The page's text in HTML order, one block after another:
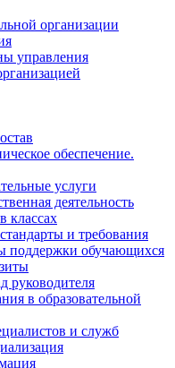
организации
управления
обеспечение.
услуги
деятельность
классах
и требования
поддержки обучающихся
руководителя
в образовательной
и служб